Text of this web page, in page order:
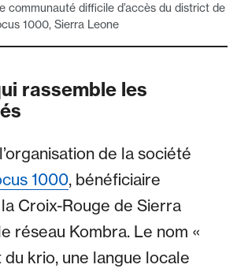
communauté difficile d’accès du district de
1000, Sierra Leone
rassemble les
de la société
1000, bénéficiaire
Croix-Rouge de Sierra
réseau Kombra. Le nom «
du krio, une langue locale